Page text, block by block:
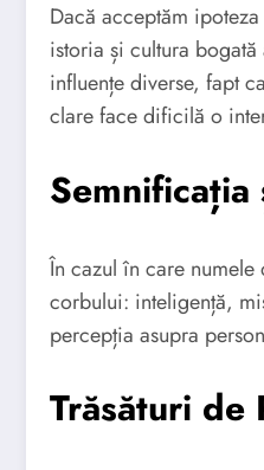
Dacă acceptăm
istoria și cultura
influențe diverse, fapt
clare face dificilă o
În cazul în care numele
corbului: inteligență,
percepția asupra
Trăsături de